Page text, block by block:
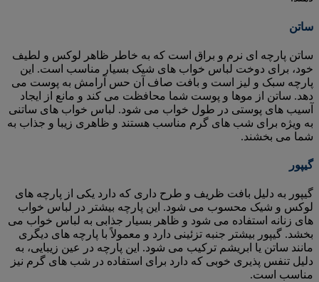
ساتن
ساتن پارچه ای نرم و براق است که به خاطر ظاهر لوکس و لطیف
خود، برای دوخت لباس خواب های شیک بسیار مناسب است. این
پارچه سبک و لیز است و بافت صاف آن حس آرامش به پوست می
دهد. ساتن از موها و پوست شما محافظت می کند و مانع از ایجاد
آسیب های پوستی در طول خواب می شود. لباس خواب های ساتنی
به ویژه برای شب های گرم مناسب هستند و ظاهری زیبا و جذاب به
شما می بخشند.
گیپور
گیپور به دلیل بافت ظریف و طرح داری که دارد یکی از پارچه های
لوکس و شیک محسوب می شود. این پارچه بیشتر در لباس خواب
های زنانه استفاده می شود و ظاهر بسیار جذابی به لباس خواب می
بخشد. گیپور بیشتر جنبه تزئینی دارد و معمولاً با پارچه های دیگری
مانند ساتن یا ابریشم ترکیب می شود. این پارچه در عین زیبایی، به
دلیل تنفس پذیری خوبی که دارد برای استفاده در شب های گرم نیز
مناسب است.